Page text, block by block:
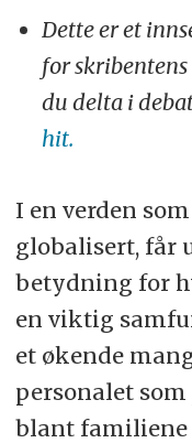
Dette er et
for
du delta i
hit.
I en verden
globalisert, får
betydning for
en viktig
et økende
personalet
blant